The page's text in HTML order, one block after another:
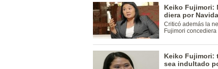
Keiko Fujimori:
diera por
Criticó además la
Fujimori
Keiko Fujimori:
sea indultado